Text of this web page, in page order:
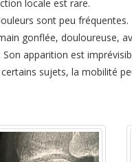
locale est rare.
sont peu fréquentes.
gonflée, douloureuse,
Son apparition est
certains sujets, la mobilité